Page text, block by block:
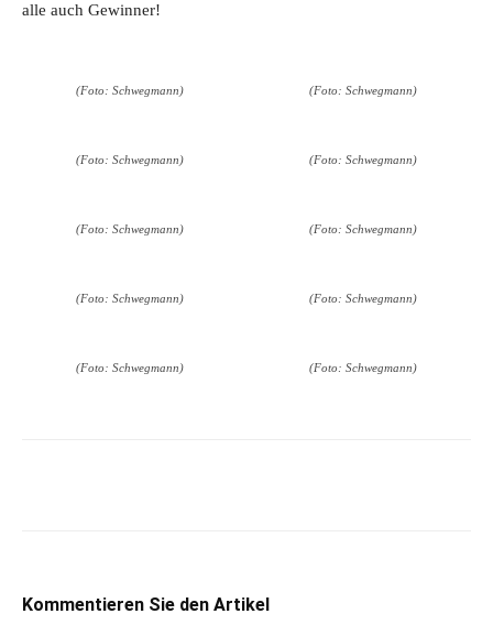
alle auch Gewinner!
(Foto: Schwegmann) (Foto: Schwegmann)
(Foto: Schwegmann) (Foto: Schwegmann)
(Foto: Schwegmann) (Foto: Schwegmann)
(Foto: Schwegmann) (Foto: Schwegmann)
(Foto: Schwegmann) (Foto: Schwegmann)
Kommentieren Sie den Artikel